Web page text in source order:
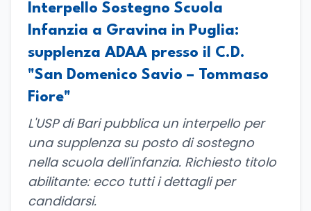
Interpello Sostegno Scuola
Infanzia a Gravina in Puglia:
supplenza ADAA presso il C.D.
"San Domenico Savio – Tommaso
Fiore"
L'USP di Bari pubblica un interpello per
una supplenza su posto di sostegno
nella scuola dell'infanzia. Richiesto titolo
abilitante: ecco tutti i dettagli per
candidarsi.